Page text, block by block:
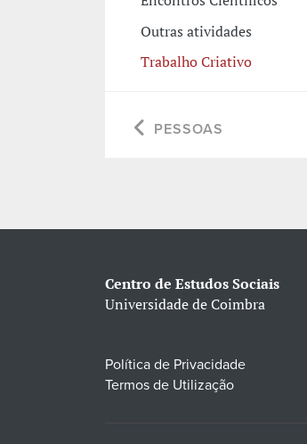
Outras atividades
Trabalho Criativo
PESSOAS
Centro de Estudos Sociais
Universidade de Coimbra
Política de Privacidade
Termos de Utilização